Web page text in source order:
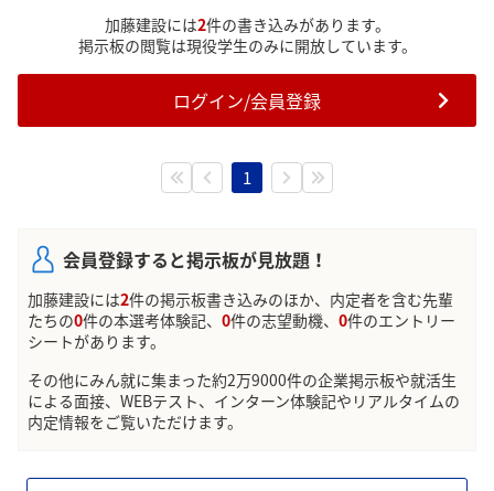
加藤建設には2件の書き込みがあります。
掲示板の閲覧は現役学生のみに開放しています。
ログイン/会員登録
1
会員登録すると掲示板が見放題！
加藤建設には2件の掲示板書き込みのほか、内定者を含む先輩
たちの0件の本選考体験記、 0件の志望動機、 0件のエントリー
シートがあります。
その他にみん就に集まった約2万9000件の企業掲示板や就活生
による面接、WEBテスト、インターン体験記やリアルタイムの
内定情報をご覧いただけます。